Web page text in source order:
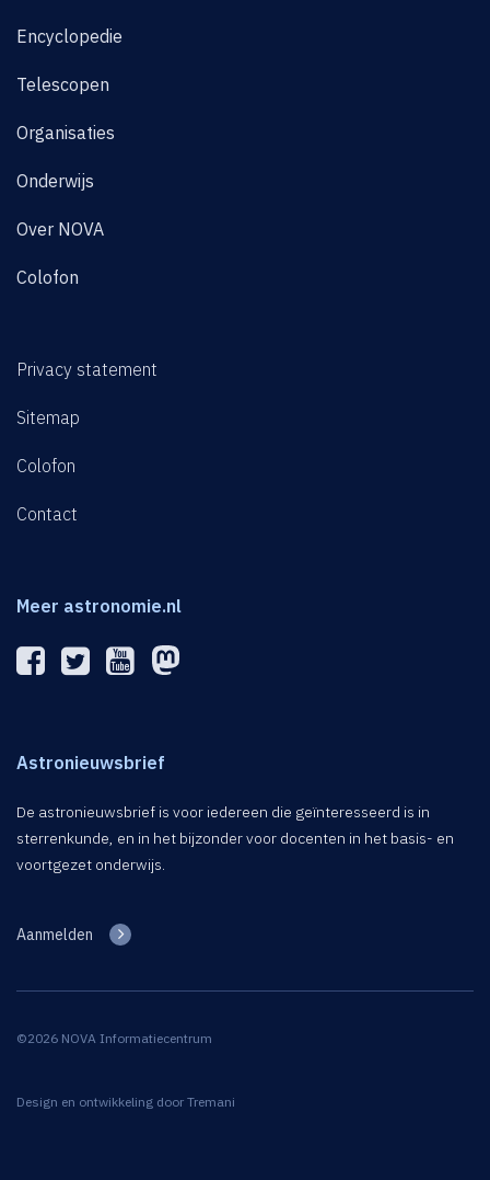
Encyclopedie
Telescopen
Organisaties
Onderwijs
Over NOVA
Colofon
Privacy statement
Sitemap
Colofon
Contact
Meer astronomie.nl
Astronieuwsbrief
De astronieuwsbrief is voor iedereen die geïnteresseerd is in
sterrenkunde, en in het bijzonder voor docenten in het basis- en
voortgezet onderwijs.
Aanmelden
©2026 NOVA Informatiecentrum
Design en ontwikkeling door Tremani